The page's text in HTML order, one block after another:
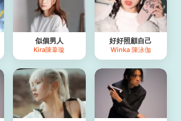
似個男人
Kira陳葦璇
好好照顧自己
Winka 陳泳伽